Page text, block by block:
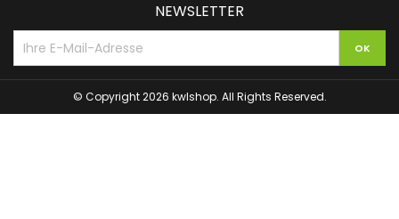
NEWSLETTER
© Copyright 2026 kwlshop. All Rights Reserved.